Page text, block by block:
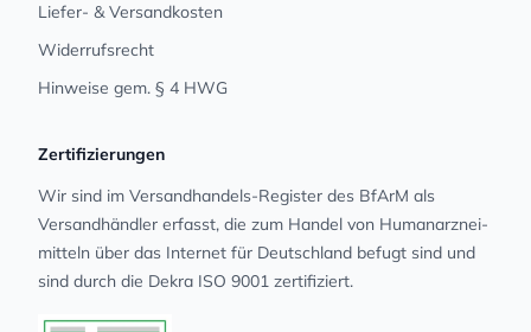
Liefer- & Versandkosten
Widerrufsrecht
Hinweise gem. § 4 HWG
Zertifizierungen
Wir sind im Versandhandels-Register des BfArM als
Versandhändler erfasst, die zum Handel von Human­arz­nei­
mit­teln über das Internet für Deutschland befugt sind und
sind durch die Dekra ISO 9001 zertifiziert.